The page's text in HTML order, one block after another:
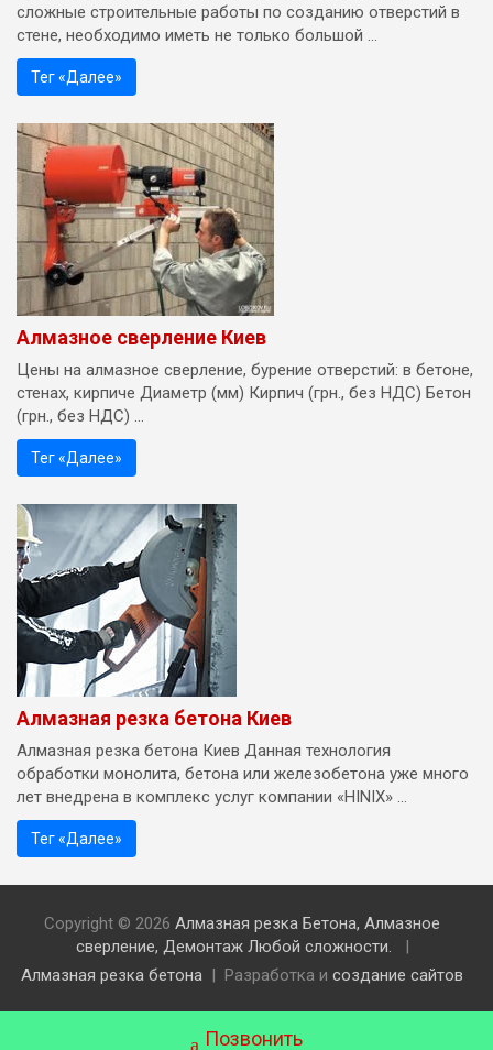
сложные строительные работы по созданию отверстий в
стене, необходимо иметь не только большой ...
Тег «Далее»
Алмазное сверление Киев
Цены на алмазное сверление, бурение отверстий: в бетоне,
стенах, кирпиче Диаметр (мм) Кирпич (грн., без НДС) Бетон
(грн., без НДС) ...
Тег «Далее»
Алмазная резка бетона Киев
Алмазная резка бетона Киев Данная технология
обработки монолита, бетона или железобетона уже много
лет внедрена в комплекс услуг компании «HINIX» ...
Тег «Далее»
Copyright © 2026 Алмазная резка Бетона, Алмазное
сверление, Демонтаж Любой сложности.
Алмазная резка бетона
Разработка и создание сайтов
Позвонить